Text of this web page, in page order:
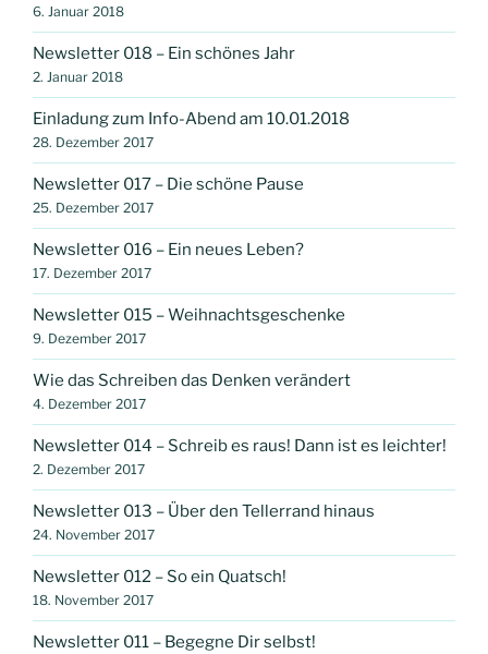
6. Januar 2018
Newsletter 018 – Ein schönes Jahr
2. Januar 2018
Einladung zum Info-Abend am 10.01.2018
28. Dezember 2017
Newsletter 017 – Die schöne Pause
25. Dezember 2017
Newsletter 016 – Ein neues Leben?
17. Dezember 2017
Newsletter 015 – Weihnachtsgeschenke
9. Dezember 2017
Wie das Schreiben das Denken verändert
4. Dezember 2017
Newsletter 014 – Schreib es raus! Dann ist es leichter!
2. Dezember 2017
Newsletter 013 – Über den Tellerrand hinaus
24. November 2017
Newsletter 012 – So ein Quatsch!
18. November 2017
Newsletter 011 – Begegne Dir selbst!